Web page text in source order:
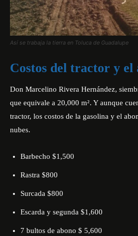
Así se trabaja la tierra en Toluca de Guadalupe
Costos del tractor y el
Don Marcelino Rivera Hernández,
que equivale a 20,000 m². Y aunque
tractor, los costos de la gasolina y el
nubes.
Barbecho $1,500
Rastra $800
Surcada $800
Escarda y segunda $1,600
7 bultos de abono $ 5,600